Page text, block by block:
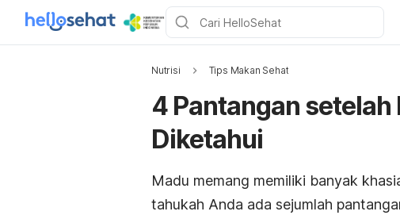
Nutrisi Tips Makan Sehat
4 Pantangan
Diketahui
Madu memang memiliki banyak
tahukah Anda ada sejumlah